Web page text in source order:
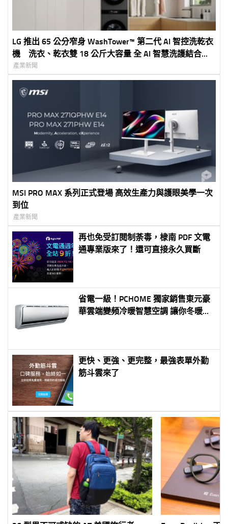
LG 推出 65 公分窄身 WashTower™ 第二代 AI 智控洗乾衣
機 洗衣、乾衣雙 18 公斤大容量 全 AI 智慧洗護結合
HeatPump™ 雙變頻熱泵技術
產業新聞
MSI PRO MAX 系列正式登場 高效生產力與護眼美學一次
到位
產業新聞
再也免受訂閱制荼毒，棣南 PDF 文電
通專業版來了！還可直接永久買斷
省電一級！PCHOME 獨家銷售東元豪
華雲端變頻冷暖智慧空調 讓你冬暖夏
更快、更強、更完整，最強表單外勤
筋斗雲來了